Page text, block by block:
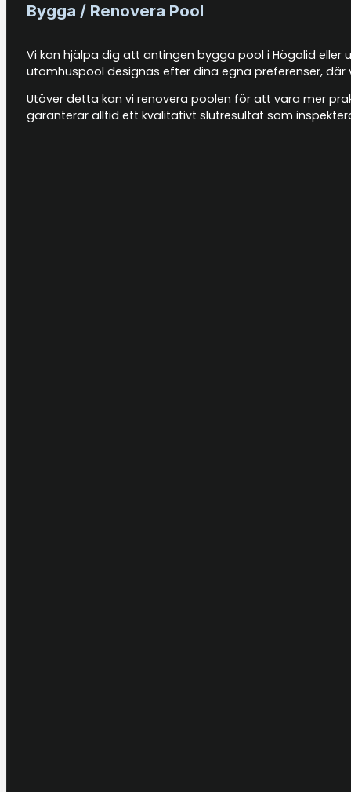
Bygga / Renovera Pool
Vi kan hjälpa dig att antingen bygga pool i Högalid
utomhuspool designas efter dina egna preferenser,
Utöver detta kan vi renovera poolen för att vara mer
garanterar alltid ett kvalitativt slutresultat som